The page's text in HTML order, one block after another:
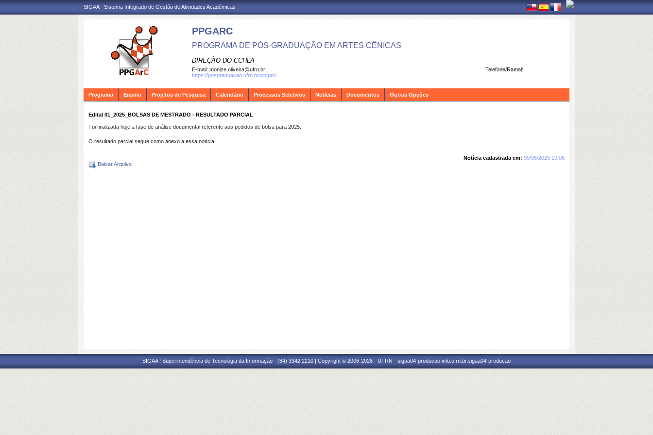
SIGAA - Sistema Integrado de Gestão de Atividades Acadêmicas
PPGARC
PROGRAMA DE PÓS-GRADUAÇÃO EM ARTES CÊNICAS
DIREÇÃO DO CCHLA
Telefone/Ramal:
E-mail: monize.oliveira@ufrn.br
https://posgraduacao.ufrn.br/ppgarc
Programa Ensino Projetos de Pesquisa Calendário Processos Seletivos Notícias Documentos Outras Opções
Edital 01_2025_BOLSAS DE MESTRADO - RESULTADO PARCIAL
Foi finalizada hoje a fase de análise documental referente aos pedidos de bolsa para 2025.
O resultado parcial segue como anexo a essa notícia.
Notícia cadastrada em: 09/05/2025 19:06
Baixar Arquivo
SIGAA | Superintendência de Tecnologia da Informação - (84) 3342 2210 | Copyright © 2006-2026 - UFRN - sigaa04-producao.info.ufrn.br.sigaa04-producao